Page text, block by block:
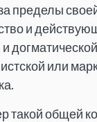
пределы
и
или
такой общей